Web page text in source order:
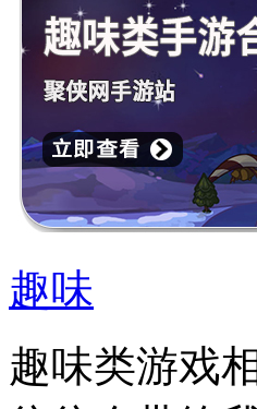
趣味
趣味类游戏